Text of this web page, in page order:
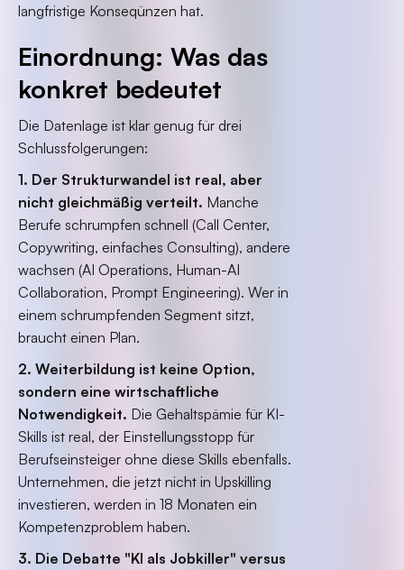
langfristige Konseqünzen hat.
Einordnung: Was das
konkret bedeutet
Die Datenlage ist klar genug für drei
Schlussfolgerungen:
1. Der Strukturwandel ist real, aber
nicht gleichmäßig verteilt. Manche
Berufe schrumpfen schnell (Call Center,
Copywriting, einfaches Consulting), andere
wachsen (AI Operations, Human-AI
Collaboration, Prompt Engineering). Wer in
einem schrumpfenden Segment sitzt,
braucht einen Plan.
2. Weiterbildung ist keine Option,
sondern eine wirtschaftliche
Notwendigkeit. Die Gehaltspämie für KI-
Skills ist real, der Einstellungsstopp für
Berufseinsteiger ohne diese Skills ebenfalls.
Unternehmen, die jetzt nicht in Upskilling
investieren, werden in 18 Monaten ein
Kompetenzproblem haben.
3. Die Debatte "KI als Jobkiller" versus